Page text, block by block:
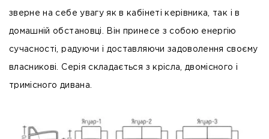
зверне на себе увагу як в кабінеті керівника, так і в
домашній обстановці. Він принесе з собою енергію
сучасності, радуючи і доставляючи задоволення своєму
власникові. Серія складається з крісла, двомісного і
тримісного дивана.